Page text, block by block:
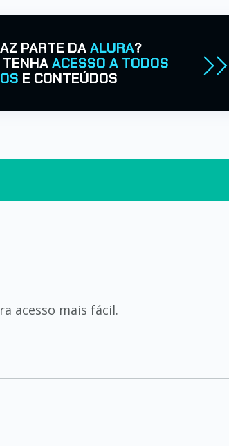
PARTE DAALURA?
ACESSO A TODOS
E CONTEÚDOS
acesso mais fácil.